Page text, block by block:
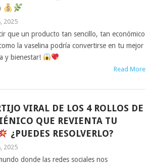
2025
que un producto tan sencillo, tan económico
la vaselina podría convertirse en tu mejor
y bienestar!
Read More
VIRAL DE LOS 4 ROLLOS DE
QUE REVIENTA TU
¿PUEDES RESOLVERLO?
2025
donde las redes sociales nos